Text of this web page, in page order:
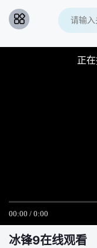
正
冰锋9在线观看